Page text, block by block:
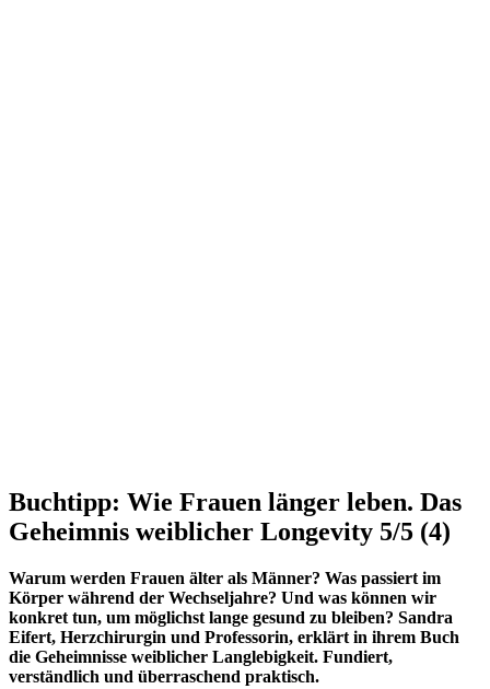
Buchtipp: Wie Frauen länger leben. Das
Geheimnis weiblicher Longevity 5/5 (4)
Warum werden Frauen älter als Männer? Was passiert im
Körper während der Wechseljahre? Und was können wir
konkret tun, um möglichst lange gesund zu bleiben? Sandra
Eifert, Herzchirurgin und Professorin, erklärt in ihrem Buch
die Geheimnisse weiblicher Langlebigkeit. Fundiert,
verständlich und überraschend praktisch.